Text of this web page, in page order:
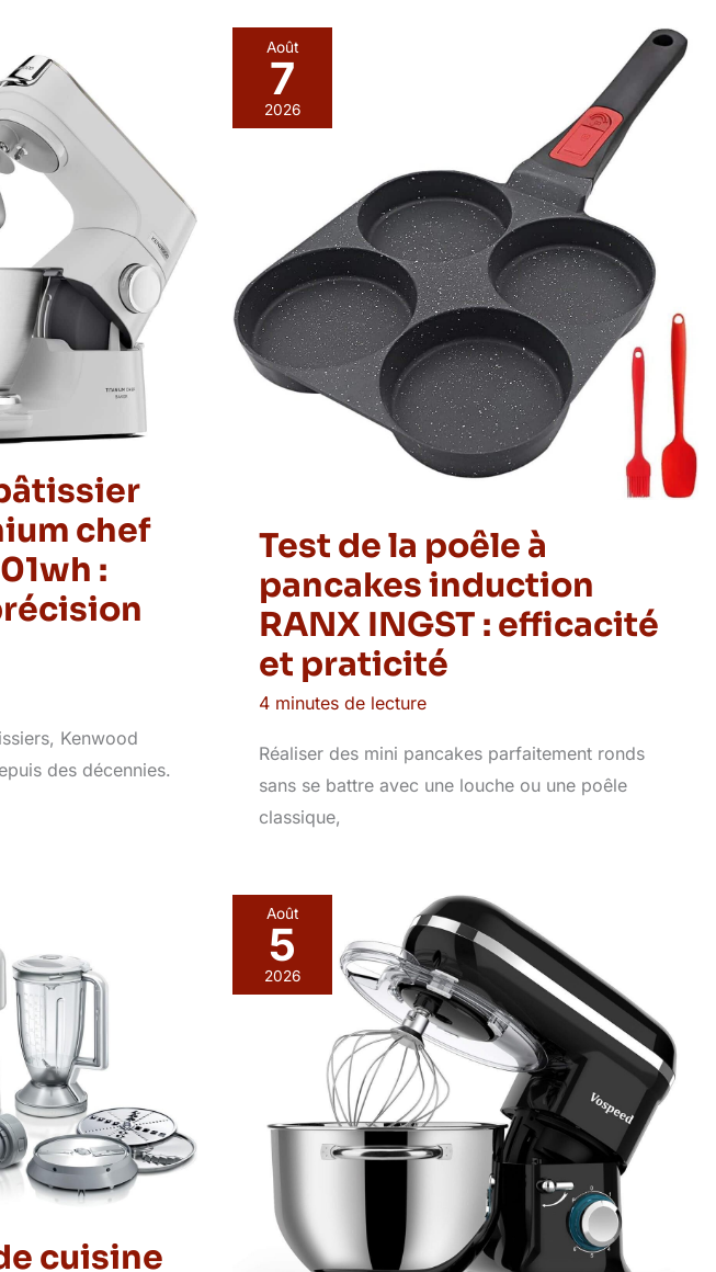
chef
:
Kenwood
des décennies.
Août
7
2026
Test de la poêle à
pancakes induction
RANX INGST : efficacité
et praticité
4 minutes de lecture
Réaliser des mini pancakes parfaitement ronds
sans se battre avec une louche ou une poêle
classique,
cuisine
Août
5
2026